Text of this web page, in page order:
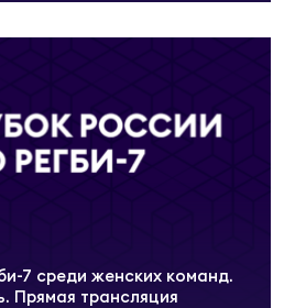
7 среди женских команд.
Прямая трансляция